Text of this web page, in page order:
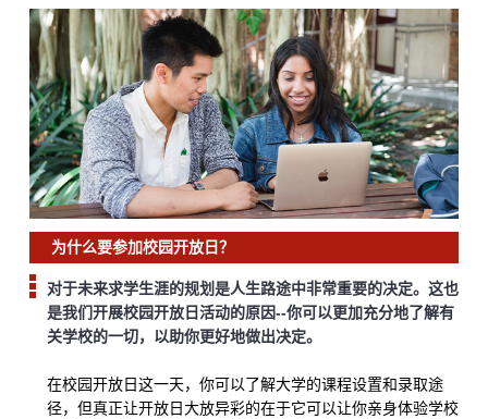
为什么要参加校园开放日？
对于未来求学生涯的规划是人生路途中非常重要的决定。这也
是我们开展校园开放日活动的原因--你可以更加充分地了解有
关学校的一切，以助你更好地做出决定。
在校园开放日这一天，你可以了解大学的课程设置和录取途
径，但真正让开放日大放异彩的在于它可以让你亲身体验学校